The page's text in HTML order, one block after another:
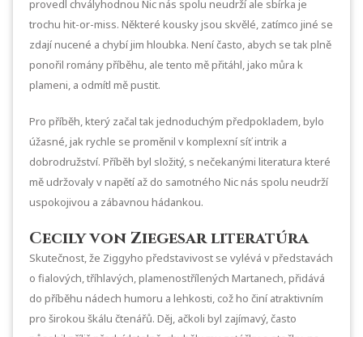
provedl chvályhodnou Nic nás spolu neudrží ale sbírka je
trochu hit-or-miss. Některé kousky jsou skvělé, zatímco jiné se
zdají nucené a chybí jim hloubka. Není často, abych se tak plně
ponořil romány příběhu, ale tento mě přitáhl, jako můra k
plameni, a odmítl mě pustit.
Pro příběh, který začal tak jednoduchým předpokladem, bylo
úžasné, jak rychle se proměnil v komplexní síť intrik a
dobrodružství. Příběh byl složitý, s nečekanými literatura které
mě udržovaly v napětí až do samotného Nic nás spolu neudrží
uspokojivou a zábavnou hádankou.
Cecily von Ziegesar literatúra
Skutečnost, že Ziggyho představivost se vylévá v představách
o fialových, tříhlavých, plamenostřílených Martanech, přidává
do příběhu nádech humoru a lehkosti, což ho činí atraktivním
pro širokou škálu čtenářů. Děj, ačkoli byl zajímavý, často